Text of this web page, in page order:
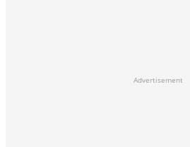
Advertisement